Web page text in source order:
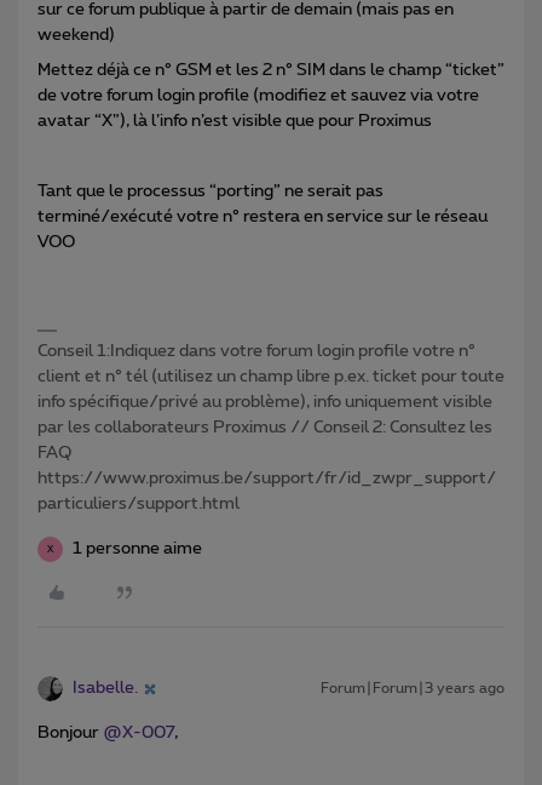
sur ce forum publique à partir de demain (mais pas en
weekend)
Mettez déjà ce n° GSM et les 2 n° SIM dans le champ “ticket”
de votre forum login profile (modifiez et sauvez via votre
avatar “X”), là l’info n’est visible que pour Proximus
Tant que le processus “porting” ne serait pas
terminé/exécuté votre n° restera en service sur le réseau
VOO
Conseil 1:Indiquez dans votre forum login profile votre n°
client et n° tél (utilisez un champ libre p.ex. ticket pour toute
info spécifique/privé au problème), info uniquement visible
par les collaborateurs Proximus // Conseil 2: Consultez les
FAQ
https://www.proximus.be/support/fr/id_zwpr_support/
particuliers/support.html
X 1 personne aime
Isabelle. Forum|Forum|3 years ago
Bonjour @X-007,